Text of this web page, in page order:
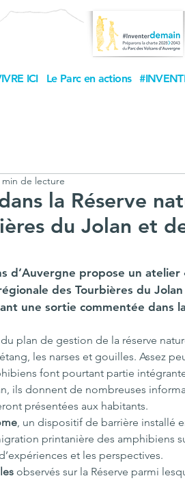
ICI Le Parc en actions
la Réserve
du Jolan et
min de lecture
d’Auvergne propose un atelier
des Tourbières du Jolan
une sortie commentée dans
plan de gestion de la réserve
les narses et gouilles. Assez
font pourtant partie
ils donnent de nombreuses
présentées aux habitants.
, un dispositif de barrière installé
printanière des amphibiens
et les perspectives.
observés sur la Réserve parmi